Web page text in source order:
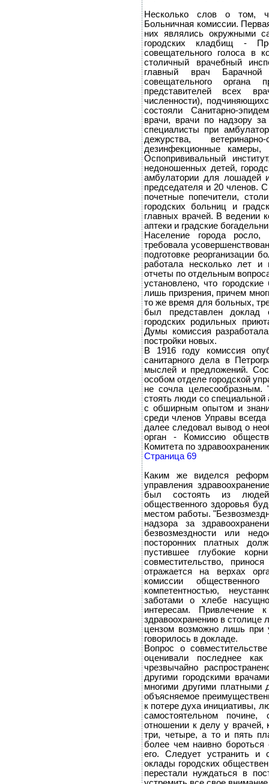
Несколько слов о том,
Больничная комиссии.
них являлись окружными
городских кладбищ -
совещательного голоса в
столичный врачебный
главный врач
совещательного
представителей всех
численности),
состояли Санитарно-
врачи, врачи по надзору
специалисты при
дежурства,
дезинфекционные
Оспопрививальный
недоношенных детей,
амбулатории для лошадей
председателя и 20 членов.
почетные попечители,
городских больниц и
главных врачей. В ведении
аптеки и градские
Население города
требовала
подготовке реорганизации
работала несколько лет и
отчеты по отдельным
установлено, что
лишь призрения, причем
то же время для больных,
был представлен доклад
городских родильных
Думы комиссия
постройки новых.
В 1916 году комиссия
санитарного дела в
мыслей и предложений.
особом отделе городской
не сочла целесообразным.
стоять люди со специальной
с обширным опытом и
среди членов Управы
далее следовал вывод о
орган - Комиссию
Комитета по
Страница 69
Каким же виделся
управления
был состоять из людей
общественного здоровья
местом работы.
надзора за
безвозмездности или
посторонних платных
пустившее глубокие
совместительство,
отражается на верхах
комиссии
компетентностью,
заботами о хлебе
интересам. Привлечение
здравоохранению в столице
цензом возможно лишь при
говорилось в докладе.
Вопрос о
оценивали последнее
чрезвычайно
другими городскими
многими другими платными
объясняемое
к потере духа инициативы,
самостоятельном
отношении к делу у
три, четыре, а то и пять
более чем наивно бороться
его. Следует устранить и
оклады городских
перестали нуждаться в